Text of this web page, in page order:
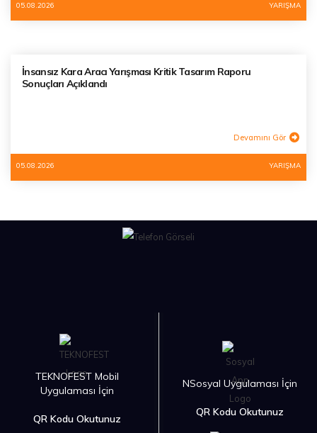
05.08.2026 YARIŞMA
İnsansız Kara Aracı Yarışması Kritik Tasarım Raporu
Sonuçları Açıklandı
Devamını Gör
05.08.2026 YARIŞMA
TEKNOFEST Mobil
Uygulaması İçin
QR Kodu Okutunuz
NSosyal Uygulaması İçin
QR Kodu Okutunuz